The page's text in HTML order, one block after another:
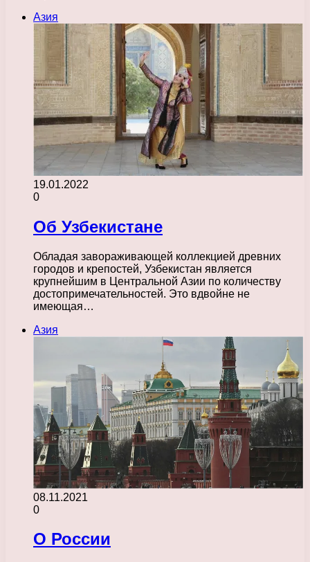
Азия
19.01.2022
0
Об Узбекистане
Обладая завораживающей коллекцией древних
городов и крепостей, Узбекистан является
крупнейшим в Центральной Азии по количеству
достопримечательностей. Это вдвойне не
имеющая…
Азия
08.11.2021
0
О России